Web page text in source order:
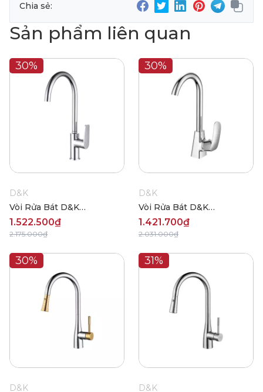
Chia sẻ:
Sản phẩm liên quan
30%
D&K
Vòi Rửa Bát D&K
DK1522401-W
1.522.500₫
2.175.000₫
30%
D&K
Vòi Rửa Bát D&K
DK15324A73-W
1.421.700₫
2.031.000₫
30%
D&K
31%
D&K